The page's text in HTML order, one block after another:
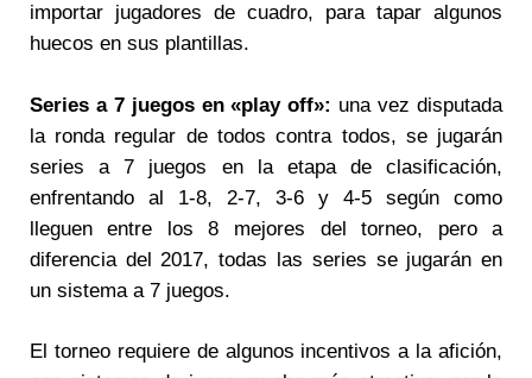
importar jugadores de cuadro, para tapar algunos
huecos en sus plantillas.
Series a 7 juegos en «play off»: una vez disputada
la ronda regular de todos contra todos, se jugarán
series a 7 juegos en la etapa de clasificación,
enfrentando al 1-8, 2-7, 3-6 y 4-5 según como
lleguen entre los 8 mejores del torneo, pero a
diferencia del 2017, todas las series se jugarán en
un sistema a 7 juegos.
El torneo requiere de algunos incentivos a la afición,